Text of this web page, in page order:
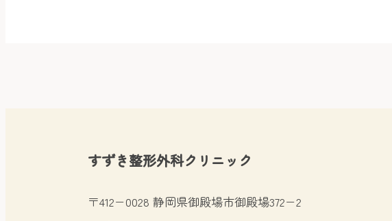
すずき整形外科クリニック
〒412−0028 静岡県御殿場市御殿場372−2